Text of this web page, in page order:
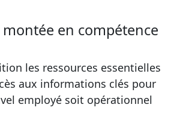
en compétence
les ressources essentielles
aux informations clés pour
employé soit opérationnel